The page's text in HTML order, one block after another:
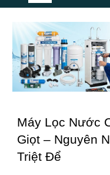
Máy Lọc Nước
Giọt – Nguyên
Triệt Để